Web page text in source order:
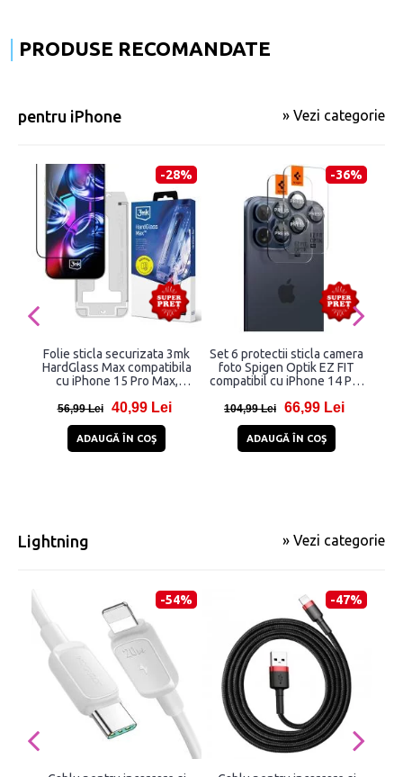
PRODUSE RECOMANDATE
pentru iPhone » Vezi categorie
-28%
Folie sticla securizata 3mk
HardGlass Max compatibila
cu iPhone 15 Pro Max,
56,99 Lei 40,99 Lei
ADAUGĂ ÎN COŞ
-36%
Set 6 protectii sticla camera
foto Spigen Optik EZ FIT
compatibil cu iPhone 14 Pro
Pro Max Blue Titanium
104,99 Lei 66,99 Lei
ADAUGĂ ÎN COŞ
Lightning » Vezi categorie
-54% -47%